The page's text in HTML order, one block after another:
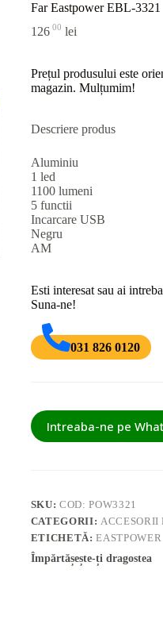
Far Eastpower EBL-3321
126 00 lei
Prețul produsului este
magazin. Mulțumim!
Descriere produs
Aluminiu
1 led
1100 lumeni
5 functii
Incarcare USB
Negru
AM
Esti interesat sau ai
Suna-ne!
031 826 0120
Intreaba-ne pe
SKU:COD: POW3321
CATEGORII:
ETICHETĂ:EASTPOWER
Împărtășește-ți dragostea